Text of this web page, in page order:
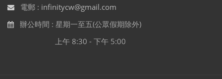
電郵 : infinitycw@gmail.com
辦公時間 : 星期一至五(公眾假期除外)
上午 8:30 - 下午 5:00